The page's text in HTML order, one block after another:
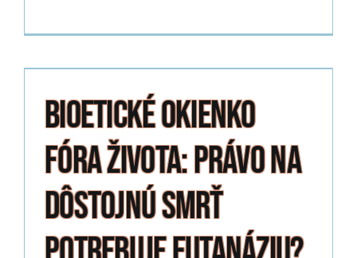
Bioetické okienko
Fóra života: Právo na
dôstojnú smrť